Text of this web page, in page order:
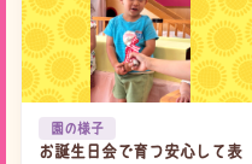
園の様子
お誕生日会で育つ安心して表